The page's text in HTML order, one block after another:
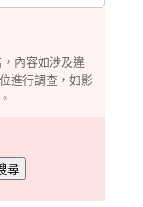
內容如涉及違
進行調查，如影